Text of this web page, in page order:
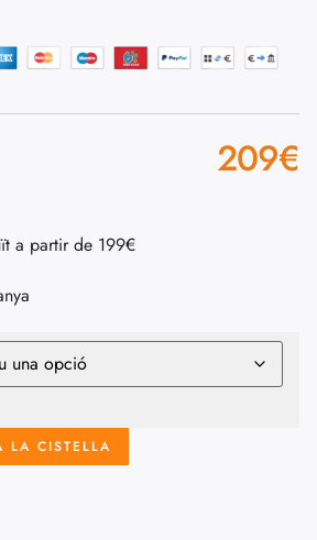
209€
a partir de 199€
LA CISTELLA